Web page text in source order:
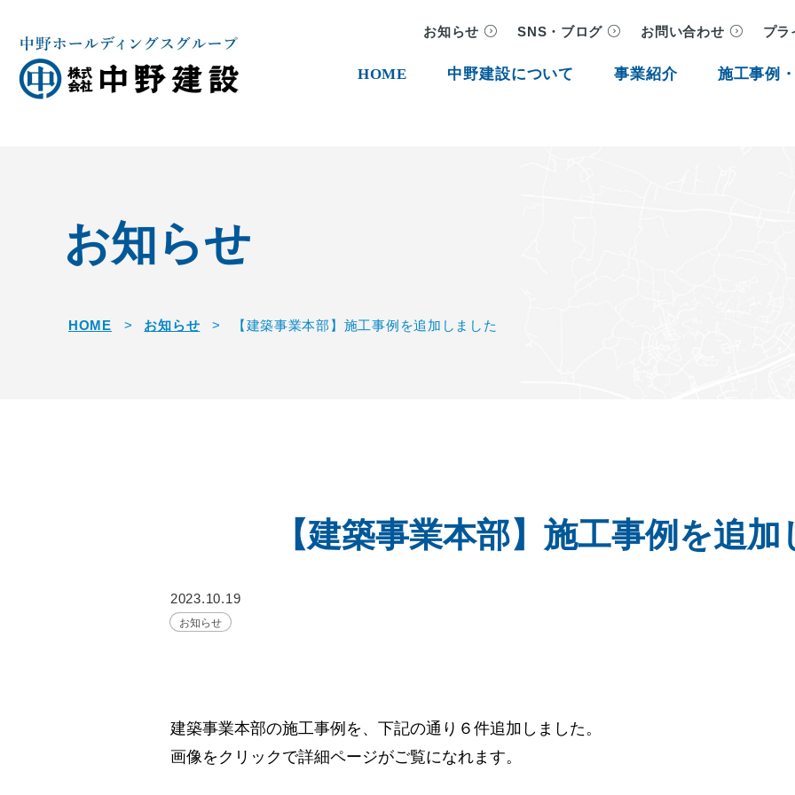
お知らせ SNS・ブログ お問い合わせ プラ
HOME 中野建設について 事業紹介 施工事例
お知らせ
HOME > お知らせ > 【建築事業本部】施工事例を追加しました
【建築事業本部】施工事例を追
2023.10.19
お知らせ
建築事業本部の施工事例を、下記の通り６件追加しました。
画像をクリックで詳細ページがご覧になれます。